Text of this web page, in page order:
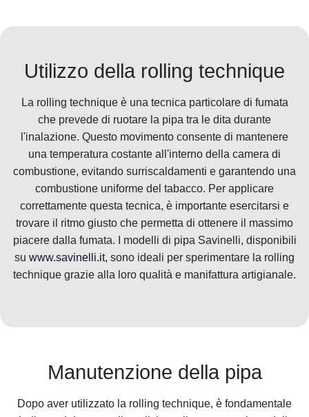
Utilizzo della rolling technique
La rolling technique è una tecnica particolare di fumata
che prevede di ruotare la pipa tra le dita durante
l'inalazione. Questo movimento consente di mantenere
una temperatura costante all'interno della camera di
combustione, evitando surriscaldamenti e garantendo una
combustione uniforme del tabacco. Per applicare
correttamente questa tecnica, è importante esercitarsi e
trovare il ritmo giusto che permetta di ottenere il massimo
piacere dalla fumata. I modelli di pipa Savinelli, disponibili
su www.savinelli.it, sono ideali per sperimentare la rolling
technique grazie alla loro qualità e manifattura artigianale.
Manutenzione della pipa
Dopo aver utilizzato la rolling technique, è fondamentale